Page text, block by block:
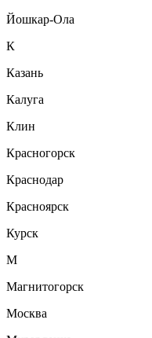
Йошкар-Ола
К
Казань
Калуга
Клин
Красногорск
Краснодар
Красноярск
Курск
М
Магнитогорск
Москва